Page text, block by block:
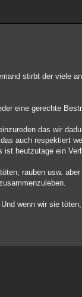
stirbt der viele
eine gerechte
das wir
auch respektiert
heutzutage ein
rauben usw.
wenn wir sie